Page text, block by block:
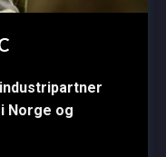
Norge og